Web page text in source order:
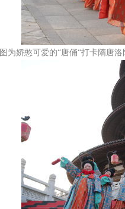
图为娇憨可爱的“唐俑“打卡隋唐